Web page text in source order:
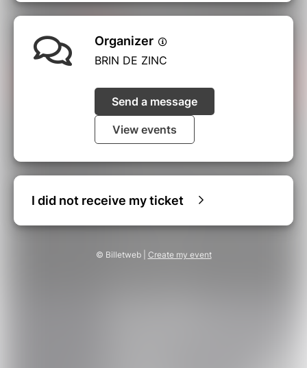
Organizer
BRIN DE ZINC
Send a message
View events
I did not receive my ticket
© Billetweb | Create my event